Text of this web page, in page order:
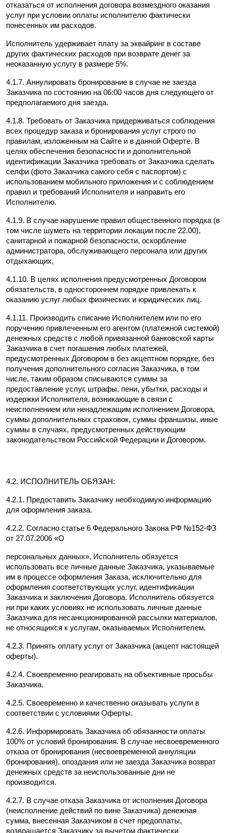
отказаться от исполнения договора возмездного оказания
услуг при условии оплаты исполнителю фактически
понесенных им расходов.
Исполнитель удерживает плату за эквайринг в составе
других фактических расходов при возврате денег за
неоказанную услугу в размере 5%.
4.1.7. Аннулировать бронирование в случае не заезда
Заказчика по состоянию на 06:00 часов дня следующего от
предполагаемого дня заезда.
4.1.8. Требовать от Заказчика придерживаться соблюдения
всех процедур заказа и бронирования услуг строго по
правилам, изложенным на Сайте и в данной Оферте. В
целях обеспечения безопасности и дополнительной
идентификации Заказчика требовать от Заказчика сделать
селфи (фото Заказчика самого себя с паспортом) с
использованием мобильного приложения и с соблюдением
правил и требований Исполнителя и направить его
Исполнителю.
4.1.9. В случае нарушение правил общественного порядка (в
том числе шуметь на территории локации после 22.00),
санитарной и пожарной безопасности, оскорбление
администратора, обслуживающего персонала или других
отдыхающих,
4.1.10. В целях исполнения предусмотренных Договором
обязательств, в одностороннем порядке привлекать к
оказанию услуг любых физических и юридических лиц.
4.1.11. Производить списание Исполнителем или по его
поручению привлеченным его агентом (платежной системой)
денежных средств с любой привязанной банковской карты
Заказчика в счет погашения любых платежей,
предусмотренных Договором в без акцептном порядке, без
получения дополнительного согласия Заказчика, в том
числе, таким образом списываются суммы за
предоставление услуг, штрафы, пени, убытки, расходы и
издержки Исполнителя, возникающие в связи с
неисполнением или ненадлежащим исполнением Договора,
суммы дополнительных страховок, суммы франшизы, иные
суммы в случаях, предусмотренных действующим
законодательством Российской Федерации и Договором.
4.2. ИСПОЛНИТЕЛЬ ОБЯЗАН:
4.2.1. Предоставить Заказчику необходимую информацию
для оформления заказа.
4.2.2. Согласно статье 6 Федерального Закона РФ №152-ФЗ
от 27.07.2006 «О
персональных данных», Исполнитель обязуется
использовать все личные данные Заказчика, указываемые
им в процессе оформления Заказа, исключительно для
оформления соответствующих услуг, идентификации
Заказчика и заключения Договора. Исполнитель обязуется
ни при каких условиях не использовать личные данные
Заказчика для несанкционированной рассылки материалов,
не относящихся к услугам, оказываемых Исполнителем.
4.2.3. Принять оплату услуг от Заказчика (акцепт настоящей
оферты).
4.2.4. Своевременно реагировать на объективные просьбы
Заказчика.
4.2.5. Своевременно и качественно оказывать услуги в
соответствии с условиями Оферты.
4.2.6. Информировать Заказчика об обязанности оплаты
100% от условий бронирования. В случае несвоевременного
отказа от бронирования (несвоевременной аннуляции
бронирования), опоздания или не заезда Заказчика возврат
денежных средств за неиспользованные дни не
производится.
4.2.7. В случае отказа Заказчика от исполнения Договора
(неисполнение действий по вине Заказчика) денежная
сумма, внесенная Заказчиком в счет предоплаты,
возвращается Заказчику за вычетом фактически